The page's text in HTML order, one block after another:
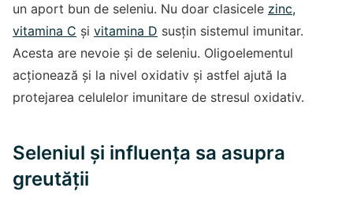
un aport bun de seleniu. Nu doar clasicele zinc,
vitamina C și vitamina D susțin sistemul imunitar.
Acesta are nevoie și de seleniu. Oligoelementul
acționează și la nivel oxidativ și astfel ajută la
protejarea celulelor imunitare de stresul oxidativ.
Seleniul și influența sa asupra
greutății